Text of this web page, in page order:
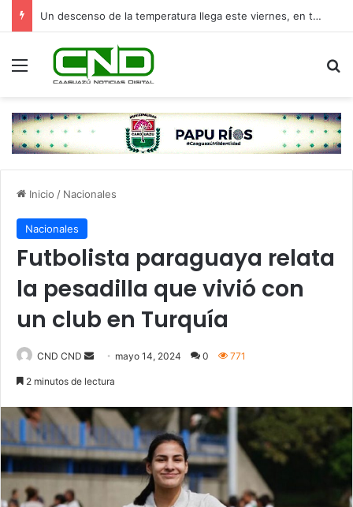
Un descenso de la temperatura llega este viernes, en torno a los 13°C
Menú
Inicio / Nacionales
Nacionales
Futbolista paraguaya relata
la pesadilla que vivió con
un club en Turquía
CND CND
Send mayo 14, 2024 0 771
2 minutos de lectura